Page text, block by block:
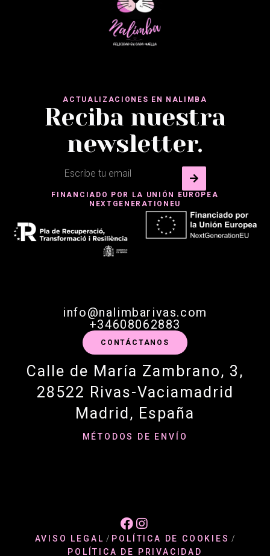
ACTUALIZACIONES EN NALIMBA
Reciba nuestra
newsletter.
FINANCIADO POR LA UNIÓN EUROPEA
NEXTGENERATIONEU
info@nalimbarivas.com
+34608062883
CONTÁCTANOS
Calle de María Zambrano, 3,
28522 Rivas-Vaciamadrid
Madrid, España
MÉTODOS DE ENVÍO
AVISO LEGAL / POLÍTICA DE COOKIES /
POLÍTICA DE PRIVACIDAD
 